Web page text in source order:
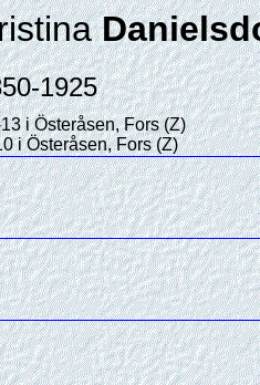
1925
i Österåsen, Fors (Z)
i Österåsen, Fors (Z)